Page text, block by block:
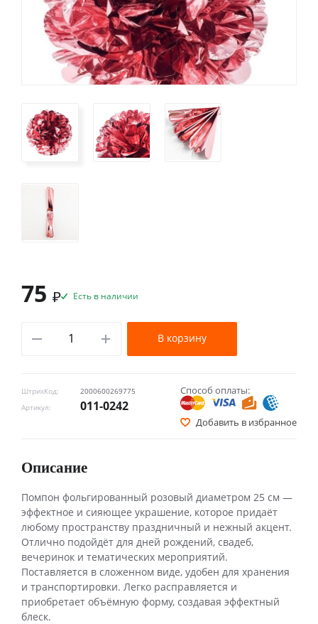
ШтрихКод:
2000600269775
Артикул:
011-0242
Способ оплаты:
Добавить в избранное
75 ₽ Есть в наличии
В корзину
Описание
Помпон фольгированный розовый диаметром 25 см —
эффектное и сияющее украшение, которое придаёт
любому пространству праздничный и нежный акцент.
Отлично подойдёт для дней рождений, свадеб,
вечеринок и тематических мероприятий.
Поставляется в сложенном виде, удобен для хранения
и транспортировки. Легко расправляется и
приобретает объёмную форму, создавая эффектный
блеск.